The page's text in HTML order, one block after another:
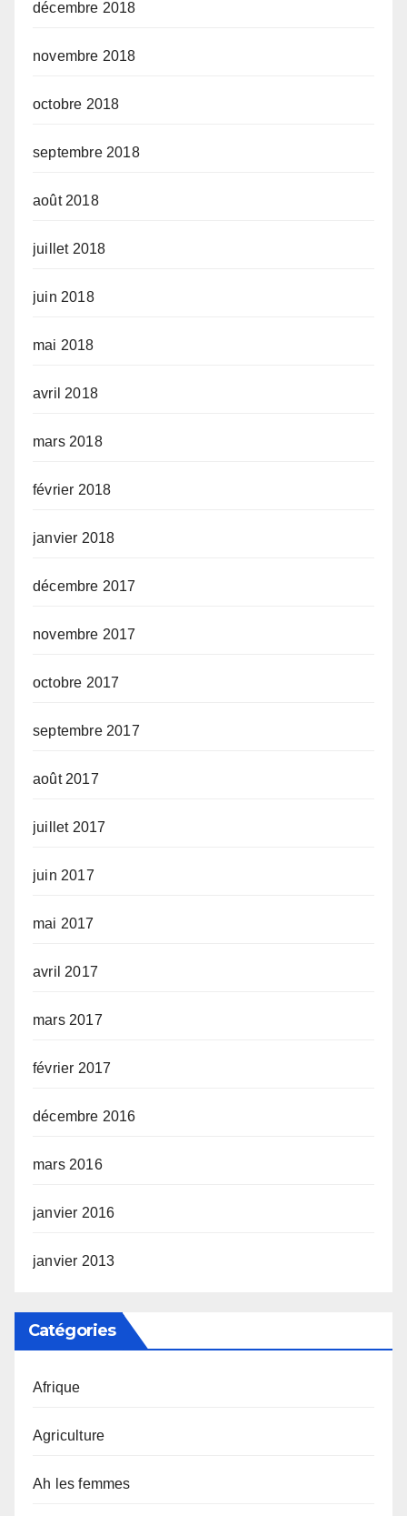
décembre 2018
novembre 2018
octobre 2018
septembre 2018
août 2018
juillet 2018
juin 2018
mai 2018
avril 2018
mars 2018
février 2018
janvier 2018
décembre 2017
novembre 2017
octobre 2017
septembre 2017
août 2017
juillet 2017
juin 2017
mai 2017
avril 2017
mars 2017
février 2017
décembre 2016
mars 2016
janvier 2016
janvier 2013
Catégories
Afrique
Agriculture
Ah les femmes